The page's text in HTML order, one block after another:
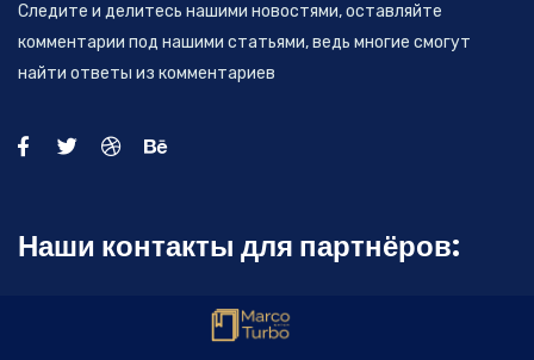
Следите и делитесь нашими новостями, оставляйте
комментарии под нашими статьями, ведь многие смогут
найти ответы из комментариев
Наши контакты для партнёров: